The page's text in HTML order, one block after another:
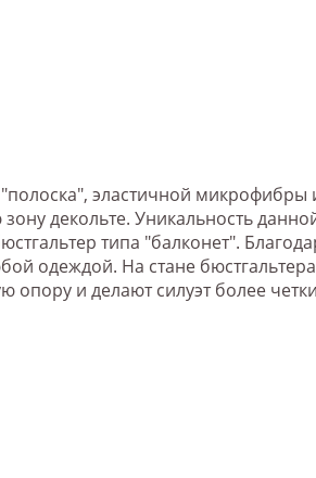
эластичной
декольте. Уникальность
типа "балконет".
одеждой. На стане
опору и делают силуэт более